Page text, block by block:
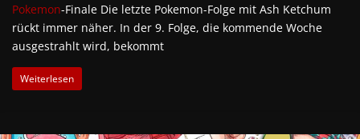
Pokemon-Finale Die letzte Pokemon-Folge mit Ash Ketchum
rückt immer näher. In der 9. Folge, die kommende Woche
ausgestrahlt wird, bekommt
Weiterlesen